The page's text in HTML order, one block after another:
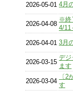
2026-05-01 4月
2026-04-08
※終
4/11
2026-04-01 3月
2026-03-15
デジ
ます
2026-03-04
〔
す